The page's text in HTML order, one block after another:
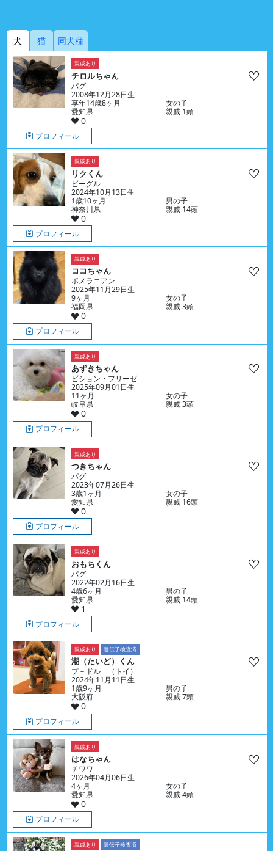
犬 猫 同犬種
親戚あり
チロルちゃん
パグ
2008年12月28日生
享年14歳8ヶ月
女の子
愛知県
親戚 1頭
0
プロフィール
親戚あり
リクくん
ビーグル
2024年10月13日生
1歳10ヶ月
男の子
神奈川県
親戚 14頭
0
プロフィール
親戚あり
ココちゃん
ポメラニアン
2025年11月29日生
9ヶ月
女の子
福岡県
親戚 3頭
0
プロフィール
親戚あり
あずきちゃん
ビション・フリーゼ
2025年09月01日生
11ヶ月
女の子
岐阜県
親戚 3頭
0
プロフィール
親戚あり
つきちゃん
パグ
2023年07月26日生
3歳1ヶ月
女の子
愛知県
親戚 16頭
0
プロフィール
親戚あり
おもちくん
パグ
2022年02月16日生
4歳6ヶ月
男の子
愛知県
親戚 14頭
1
プロフィール
親戚あり 遺伝子検査済
潮（たいど）くん
プ－ドル （トイ）
2024年11月11日生
1歳9ヶ月
男の子
大阪府
親戚 7頭
0
プロフィール
親戚あり
はなちゃん
チワワ
2026年04月06日生
4ヶ月
女の子
愛知県
親戚 4頭
0
プロフィール
親戚あり 遺伝子検査済